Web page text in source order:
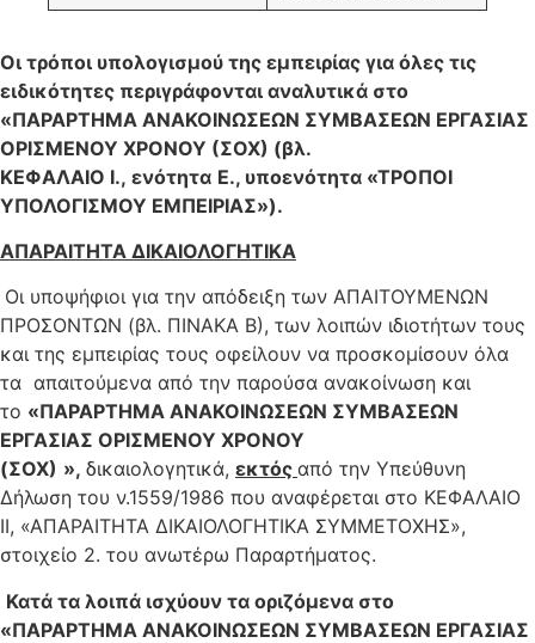
Οι τρόποι υπολογισμού της εμπειρίας για όλες τις
ειδικότητες περιγράφονται αναλυτικά στο
«ΠΑΡΑΡΤΗΜΑ ΑΝΑΚΟΙΝΩΣΕΩΝ ΣΥΜΒΑΣΕΩΝ ΕΡΓΑΣΙΑΣ
ΟΡΙΣΜΕΝΟΥ ΧΡΟΝΟΥ (ΣΟΧ) (βλ.
ΚΕΦΑΛΑΙΟ I., ενότητα Ε., υποενότητα «ΤΡΟΠΟΙ
ΥΠΟΛΟΓΙΣΜΟΥ ΕΜΠΕΙΡΙΑΣ»).
ΑΠΑΡΑΙΤΗΤΑ ΔΙΚΑΙΟΛΟΓΗΤΙΚΑ
Οι υποψήφιοι για την απόδειξη των ΑΠΑΙΤΟΥΜΕΝΩΝ
ΠΡΟΣΟΝΤΩΝ (βλ. ΠΙΝΑΚΑ Β), των λοιπών ιδιοτήτων τους
και της εμπειρίας τους οφείλουν να προσκομίσουν όλα
τα απαιτούμενα από την παρούσα ανακοίνωση και
το «ΠΑΡΑΡΤΗΜΑ ΑΝΑΚΟΙΝΩΣΕΩΝ ΣΥΜΒΑΣΕΩΝ
ΕΡΓΑΣΙΑΣ ΟΡΙΣΜΕΝΟΥ ΧΡΟΝΟΥ
(ΣΟΧ) », δικαιολογητικά, εκτός από την Υπεύθυνη
Δήλωση του ν.1559/1986 που αναφέρεται στο ΚΕΦΑΛΑΙΟ
ΙΙ, «ΑΠΑΡΑΙΤΗΤΑ ΔΙΚΑΙΟΛΟΓΗΤΙΚΑ ΣΥΜΜΕΤΟΧΗΣ»,
στοιχείο 2. του ανωτέρω Παραρτήματος.
Κατά τα λοιπά ισχύουν τα οριζόμενα στο
«ΠΑΡΑΡΤΗΜΑ ΑΝΑΚΟΙΝΩΣΕΩΝ ΣΥΜΒΑΣΕΩΝ ΕΡΓΑΣΙΑΣ